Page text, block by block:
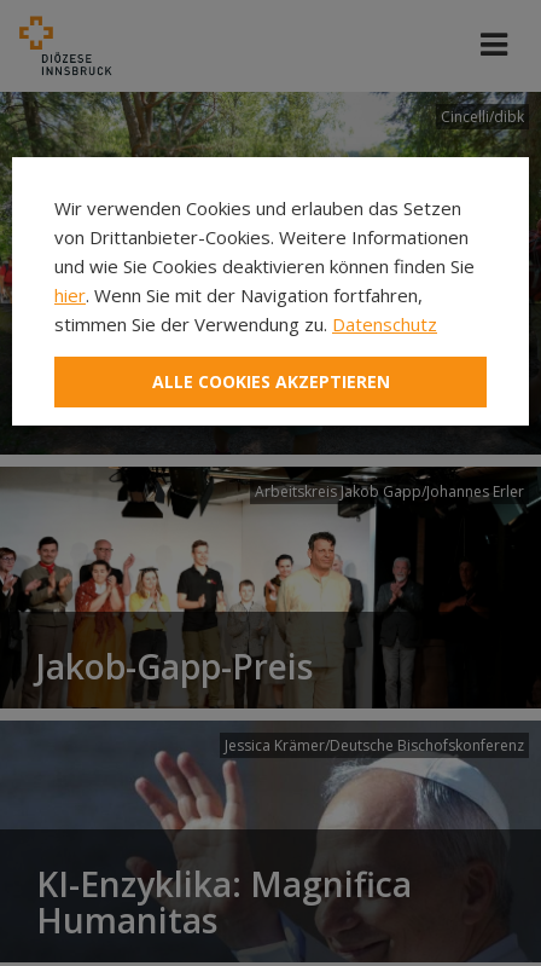
Cincelli/dibk
Neuer Pilgerweg Via
Laudato si’
Arbeitskreis Jakob Gapp/Johannes Erler
Jakob-Gapp-Preis
Jessica Krämer/Deutsche Bischofskonferenz
KI-Enzyklika: Magnifica
Humanitas
Wir verwenden Cookies und erlauben das Setzen
von Drittanbieter-Cookies. Weitere Informationen
und wie Sie Cookies deaktivieren können finden Sie
hier. Wenn Sie mit der Navigation fortfahren,
stimmen Sie der Verwendung zu. Datenschutz
ALLE COOKIES AKZEPTIEREN